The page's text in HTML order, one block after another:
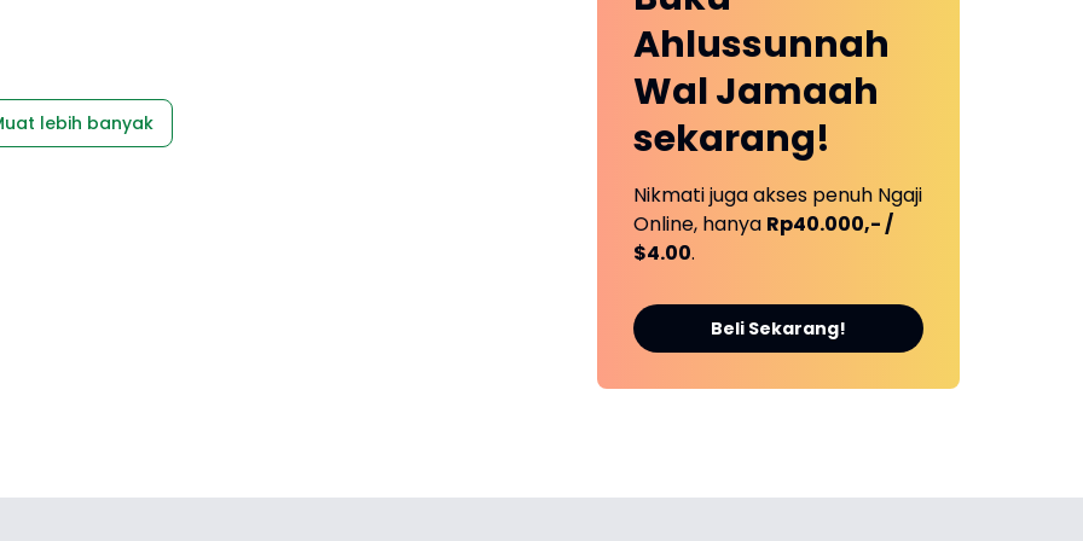
lebih banyak
Ahlussunnah
Wal Jamaah
sekarang!
Nikmati juga akses penuh Ngaji
Online, hanya Rp40.000,- /
$4.00.
Beli Sekarang!